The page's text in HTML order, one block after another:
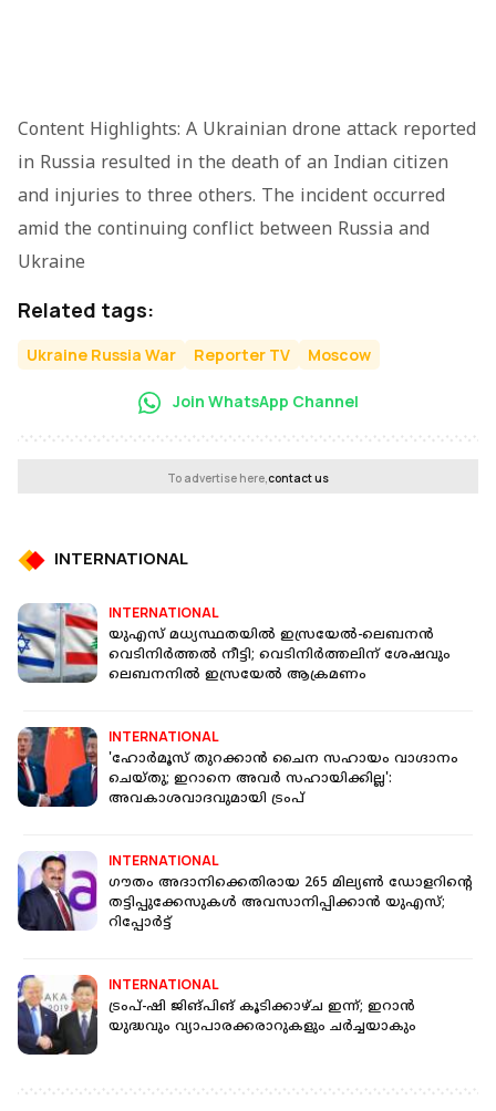
Content Highlights: A Ukrainian drone attack reported
in Russia resulted in the death of an Indian citizen
and injuries to three others. The incident occurred
amid the continuing conflict between Russia and
Ukraine
Related tags:
Ukraine Russia War Reporter TV Moscow
Join WhatsApp Channel
To advertise here,contact us
INTERNATIONAL
INTERNATIONAL
യുഎസ് മധ്യസ്ഥതയിൽ ഇസ്രയേൽ-ലെബനൻ
വെടിനിർത്തൽ നീട്ടി; വെടിനിർത്തലിന് ശേഷവും
ലെബനനിൽ ഇസ്രയേൽ ആക്രമണം
INTERNATIONAL
'ഹോർമൂസ് തുറക്കാൻ ചൈന സഹായം വാഗ്ദാനം
ചെയ്‌തു; ഇറാനെ അവ‍‍ർ സഹായിക്കില്ല':
അവകാശവാദവുമായി ട്രംപ്
INTERNATIONAL
ഗൗതം അദാനിക്കെതിരായ 265 മില്യൺ ഡോളറിൻ്റെ
തട്ടിപ്പുക്കേസുകൾ അവസാനിപ്പിക്കാൻ യുഎസ്;
റിപ്പോർട്ട്
INTERNATIONAL
ട്രംപ്-ഷി ജിങ്പിങ് കൂടിക്കാഴ്ച ഇന്ന്; ഇറാൻ
യുദ്ധവും വ്യാപാരക്കരാറുകളും ചർച്ചയാകും